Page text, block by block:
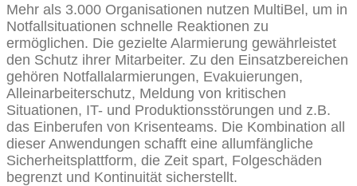
Mehr als 3.000 Organisationen nutzen MultiBel, um in
Notfallsituationen schnelle Reaktionen zu
ermöglichen. Die gezielte Alarmierung gewährleistet
den Schutz ihrer Mitarbeiter. Zu den Einsatzbereichen
gehören Notfallalarmierungen, Evakuierungen,
Alleinarbeiterschutz, Meldung von kritischen
Situationen, IT- und Produktionsstörungen und z.B.
das Einberufen von Krisenteams. Die Kombination all
dieser Anwendungen schafft eine allumfängliche
Sicherheitsplattform, die Zeit spart, Folgeschäden
begrenzt und Kontinuität sicherstellt.